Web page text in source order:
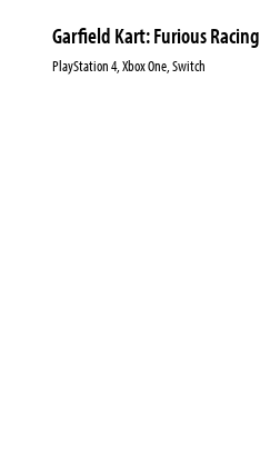
Garfield Kart: Furious Racing
PlayStation 4, Xbox One, Switch